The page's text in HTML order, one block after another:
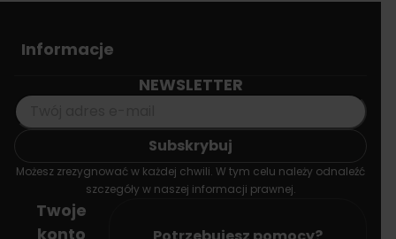
Informacje
NEWSLETTER
Możesz zrezygnować w każdej chwili. W tym celu należy odnaleźć
szczegóły w naszej informacji prawnej.
Twoje
konto